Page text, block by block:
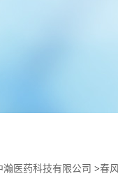
瀚医药科技有限公司 >春